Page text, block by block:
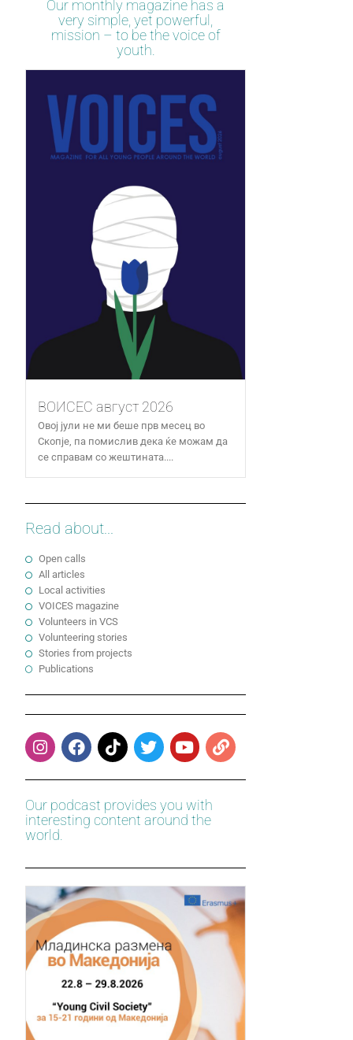
Our monthly magazine has a
very simple, yet powerful,
mission – to be the voice of
youth.
ВОИСЕС август 2026
Овој јули не ми беше прв месец во
Скопје, па помислив дека ќе можам да
се справам со жештината....
Read about...
Open calls
All articles
Local activities
VOICES magazine
Volunteers in VCS
Volunteering stories
Stories from projects
Publications
Our podcast provides you with
interesting content around the
world.